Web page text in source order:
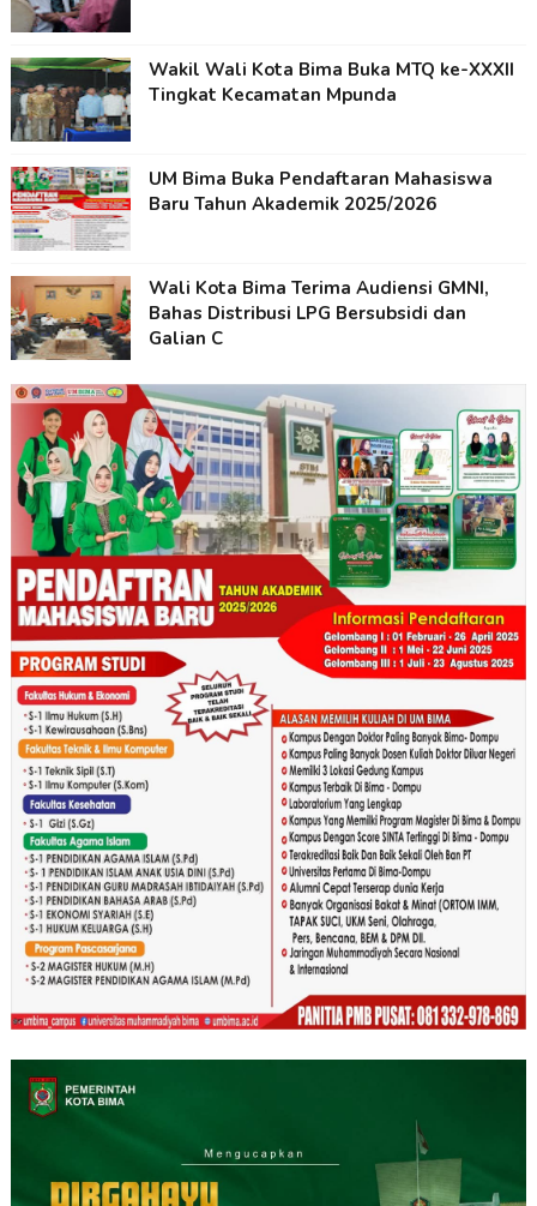
Wakil Wali Kota Bima Buka MTQ ke-XXXII
Tingkat Kecamatan Mpunda
UM Bima Buka Pendaftaran Mahasiswa
Baru Tahun Akademik 2025/2026
Wali Kota Bima Terima Audiensi GMNI,
Bahas Distribusi LPG Bersubsidi dan
Galian C